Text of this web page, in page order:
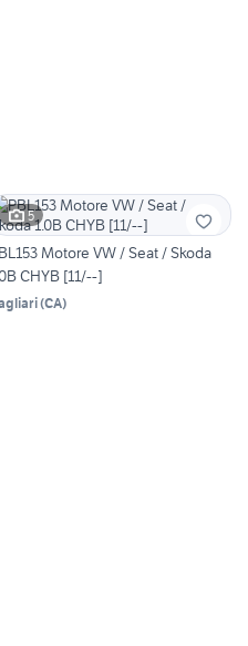
5
Motore VW / Seat / Skoda
CHYB [11/--]
(CA)